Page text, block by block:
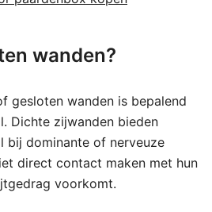
wanden?
gesloten wanden is bepalend
Dichte zijwanden bieden
bij dominante of nerveuze
direct contact maken met hun
voorkomt.